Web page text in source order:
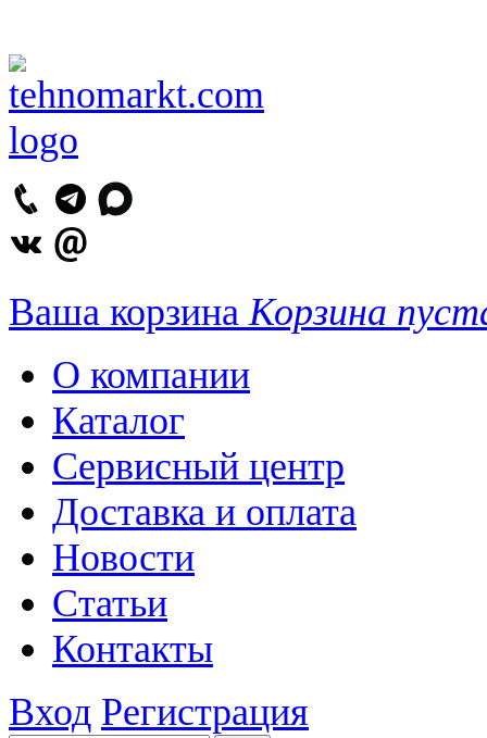
Ваша корзина Корзина
О компании
Каталог
Сервисный центр
Доставка и оплата
Новости
Статьи
Контакты
Вход Регистрация